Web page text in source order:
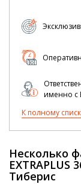
именно с
К полному
Несколько
Тиберис